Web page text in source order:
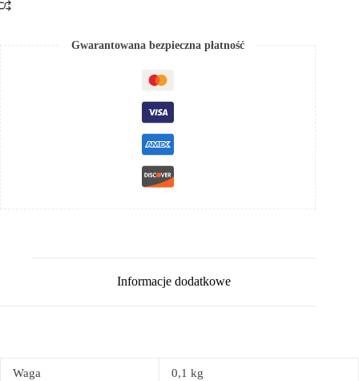
Gwarantowana bezpieczna płatność
Informacje dodatkowe
Waga 0,1 kg